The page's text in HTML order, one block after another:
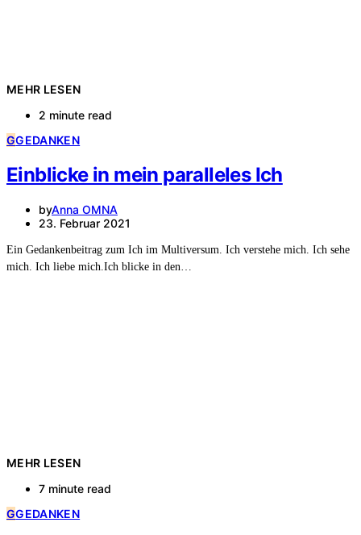
MEHR LESEN
2 minute read
GGEDANKEN
Einblicke in mein paralleles Ich
byAnna OMNA
23. Februar 2021
Ein Gedankenbeitrag zum Ich im Multiversum. Ich verstehe mich. Ich sehe
mich. Ich liebe mich.Ich blicke in den…
MEHR LESEN
7 minute read
GGEDANKEN